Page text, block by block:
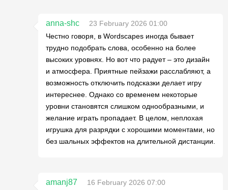
anna-shc
23 February 2026 01:00
Честно говоря, в Wordscapes иногда бывает
трудно подобрать слова, особенно на более
высоких уровнях. Но вот что радует – это дизайн
и атмосфера. Приятные пейзажи расслабляют, а
возможность отключить подсказки делает игру
интереснее. Однако со временем некоторые
уровни становятся слишком однообразными, и
желание играть пропадает. В целом, неплохая
игрушка для разрядки с хорошими моментами, но
без шальных эффектов на длительной дистанции.
amanj87
16 February 2026 07:00